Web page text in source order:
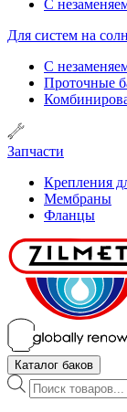
С
Для систем на
С
Проточные
Запчасти
Крепления
Мембраны
Фланцы
Каталог баков
Поиск
товаров